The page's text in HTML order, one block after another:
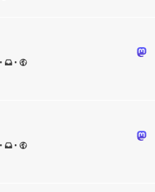
• •
• •